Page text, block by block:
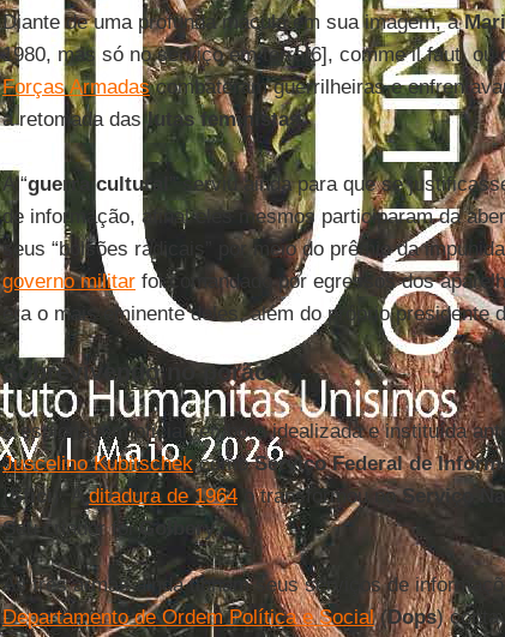
Diante de uma profunda mácula em sua imagem, a
1980, mas só no serviço em terra[6], comme il faut, ou
Forças Armadascombateram guerrilheiras e
a retomada daslutas feministas.
A “guerra cultural
” serviu ainda para que se
de informação, afinal eles mesmos participaram da
seus “bolsões radicais” por meio do prêmio da
governo militarfoi comandado por egressos dos
era o mais eminente deles, além do próprio presidente
Sobrevivendo no porão
A espionagem oficial, embora idealizada e instituída
Juscelino KubitschekcomoServiço Federal de
(Sfici). Aditadura de 1964o transformou noServiço
Seu criador foiGolbery.
As três armas ainda tinham seus serviços de
Departamento de Ordem Política e Social(Dops)